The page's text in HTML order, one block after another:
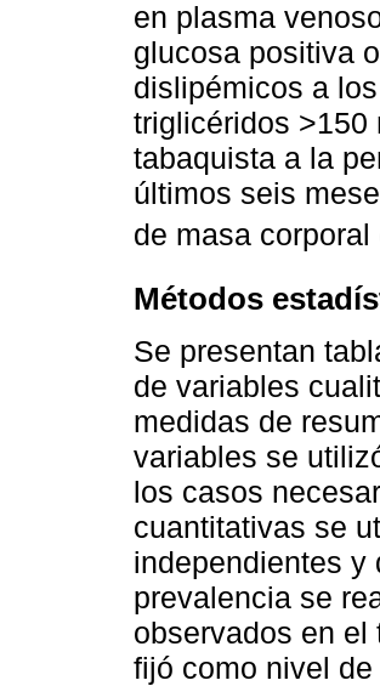
en plasma
glucosa positiva
dislipémicos a
triglicéridos >150
tabaquista a la
últimos seis
de masa
Métodos
Se presentan
de variables
medidas de
variables se
los casos
cuantitativas se
independientes y
prevalencia se
observados en
fijó como nivel